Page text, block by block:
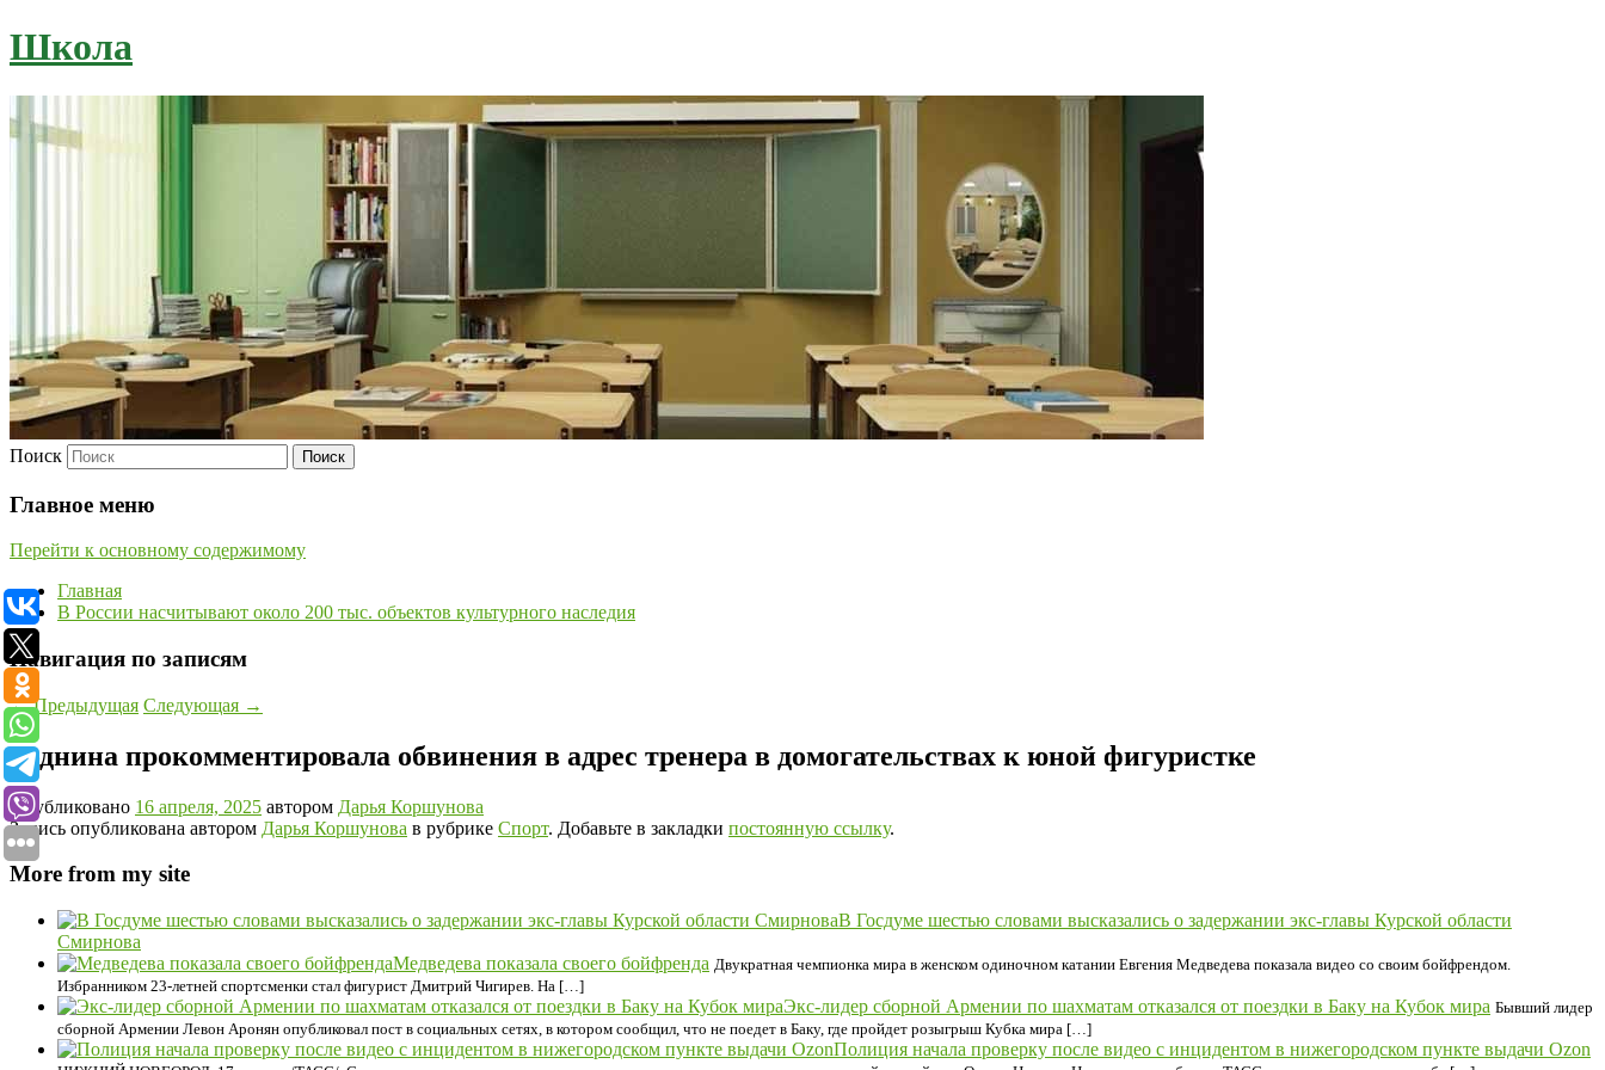
Школа
Поиск
Главное меню
Перейти к основному содержимому
Главная
В России насчитывают около 200 тыс. объектов культурного наследия
Навигация по записям
←Предыдущая Следующая →
Роднина прокомментировала обвинения в адрес тренера в домогательствах к юной фигуристке
Опубликовано 16 апреля, 2025 автором Дарья Коршунова
Запись опубликована автором Дарья Коршунова в рубрике Спорт. Добавьте в закладки постоянную ссылку.
More from my site
В Госдуме шестью словами высказались о задержании экс-главы Курской области
Смирнова
Медведева показала своего бойфренда Двукратная чемпионка мира в женском одиночном катании Евгения Медведева показала видео со своим бойфрендом.
Избранником 23-летней спортсменки стал фигурист Дмитрий Чигирев. На […]
Экс-лидер сборной Армении по шахматам отказался от поездки в Баку на Кубок мира Бывший лидер
сборной Армении Левон Аронян опубликовал пост в социальных сетях, в котором сообщил, что не поедет в Баку, где пройдет розыгрыш Кубка мира […]
Полиция начала проверку после видео с инцидентом в нижегородском пункте выдачи Ozon